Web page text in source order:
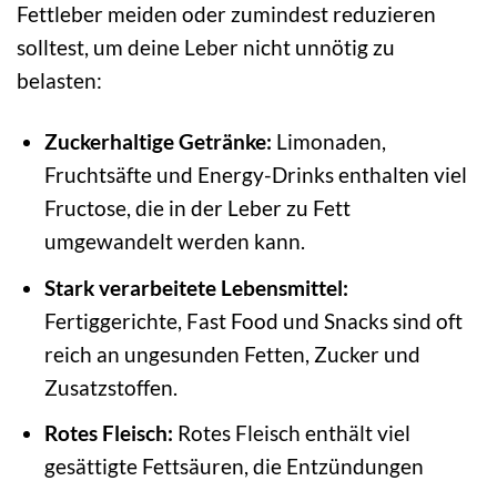
Fettleber meiden oder zumindest reduzieren
solltest, um deine Leber nicht unnötig zu
belasten:
Zuckerhaltige Getränke: Limonaden,
Fruchtsäfte und Energy-Drinks enthalten viel
Fructose, die in der Leber zu Fett
umgewandelt werden kann.
Stark verarbeitete Lebensmittel:
Fertiggerichte, Fast Food und Snacks sind oft
reich an ungesunden Fetten, Zucker und
Zusatzstoffen.
Rotes Fleisch: Rotes Fleisch enthält viel
gesättigte Fettsäuren, die Entzündungen